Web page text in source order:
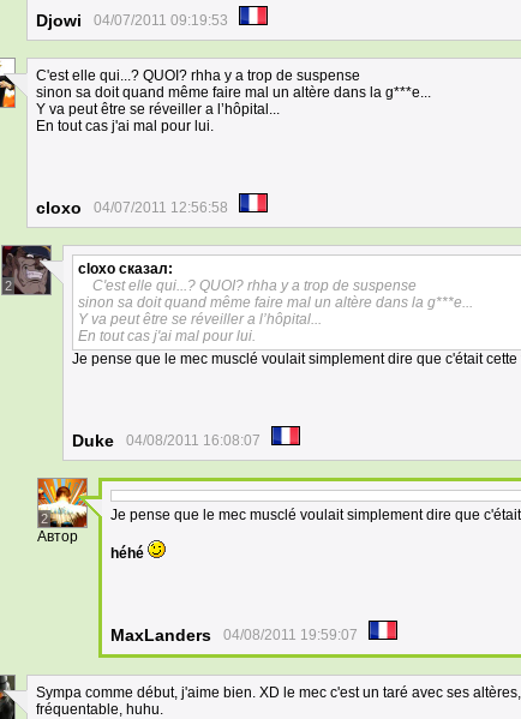
Djowi 04/07/2011 09:19:53
C'est elle qui...? QUOI? rhha y a trop de suspense
sinon sa doit quand même faire mal un altère dans la g***e...
Y va peut être se réveiller a l’hôpital...
En tout cas j'ai mal pour lui.
cloxo 04/07/2011 12:56:58
2
cloxo сказал:
C'est elle qui...? QUOI? rhha y a trop de suspense
sinon sa doit quand même faire mal un altère dans la g***e...
Y va peut être se réveiller a l’hôpital...
En tout cas j'ai mal pour lui.
Je pense que le mec musclé voulait simplement dire que c'était
Duke 04/08/2011 16:08:07
2
Автор
Je pense que le mec musclé voulait simplement dire que
héhé
MaxLanders 04/08/2011 19:59:07
Sympa comme début, j'aime bien. XD le mec c'est un taré avec ses
fréquentable, huhu.